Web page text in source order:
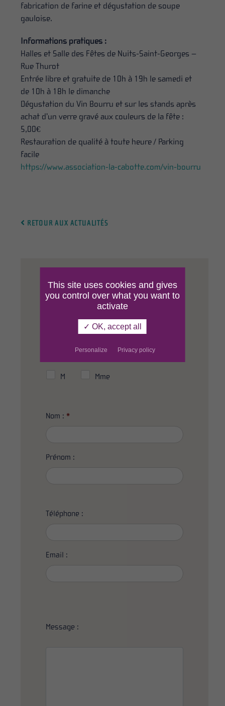
fabrication de farine et dégustation de soupe
gauloise.
Informations pratiques :
Halles et Salle des Fêtes de Nuits-Saint-Georges –
Rue Thurot
Entrée libre et gratuite de 10h à 19h le samedi et
de 10h à 18h le dimanche
Dégustation du Vin Bourru et sur les stands après
achat d’un verre gravé aux couleurs de la fête :
5,00€
Restauration de qualité à toute heure / Parking
facile
https://www.association-la-cabotte.com/vin-bourru
RETOUR AUX ACTUALITÉS
Formulaire de
contact
M Mme
Nom : *
Prénom :
Téléphone :
Email :
Message :
This site uses cookies and gives
you control over what you want to
activate
✓ OK, accept all
Personalize Privacy policy